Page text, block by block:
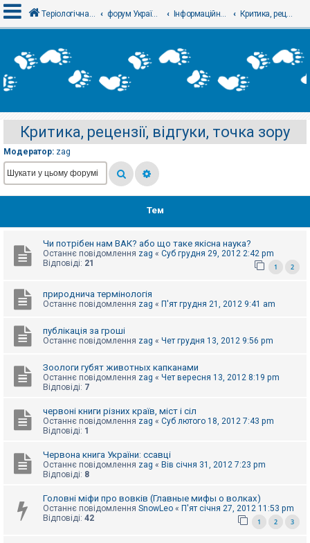
х
і
е
є
с
т
р
а
и
е
д
о
е
А
т
Теріологічна школа форум Українського теріологічного товариства Інформаційний відділ Критика, рецензії, відгуки, точка зору
Критика, рецензії, відгуки, точка зору
Модератор: zag
Тем
Чи потрібен нам ВАК? або що таке якісна наука?
Останнє повідомлення zag « Суб грудня 29, 2012 2:42 pm
Відповіді: 21 1 2
природнича термінологія
Останнє повідомлення zag « П'ят грудня 21, 2012 9:41 am
публікація за гроші
Останнє повідомлення zag « Чет грудня 13, 2012 9:56 pm
Зоологи губят животных капканами
Останнє повідомлення zag « Чет вересня 13, 2012 8:19 pm
Відповіді: 7
червоні книги різних країв, міст і сіл
Останнє повідомлення zag « Суб лютого 18, 2012 7:43 pm
Відповіді: 1
Червона книга України: ссавці
Останнє повідомлення zag « Вів січня 31, 2012 7:23 pm
Відповіді: 8
Головні міфи про вовків (Главные мифы о волках)
Останнє повідомлення SnowLeo « П'ят січня 27, 2012 11:53 pm
Відповіді: 42 1 2 3